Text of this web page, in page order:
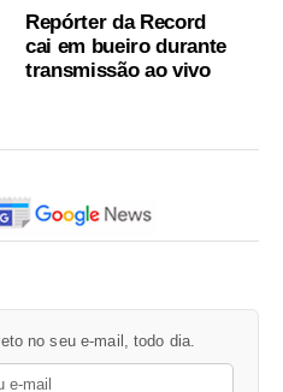
Repórter da Record
cai em bueiro durante
transmissão ao vivo
no seu e-mail, todo dia.